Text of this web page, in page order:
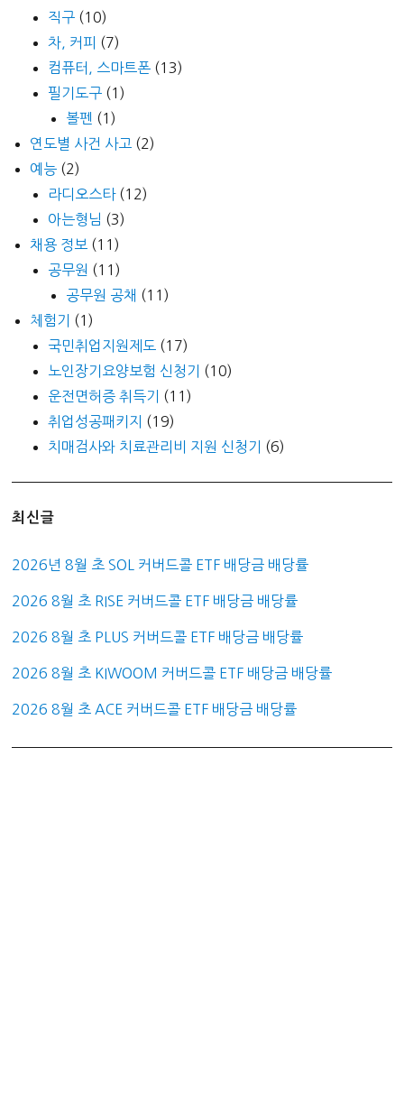
직구 (10)
차, 커피 (7)
컴퓨터, 스마트폰 (13)
필기도구 (1)
볼펜 (1)
연도별 사건 사고 (2)
예능 (2)
라디오스타(12)
아는형님 (3)
채용 정보 (11)
공무원 (11)
공무원 공채 (11)
체험기
(1)
국민취업지원제도 (17)
노인장기요양보험 신청기
(10)
운전면허증 취득기
(11)
취업성공패키지
(19)
치매검사와 치료관리비 지원 신청기
(6)
최신글
2026년 8월 초 SOL 커버드콜 ETF 배당금 배당률
2026 8월 초 RISE 커버드콜 ETF 배당금 배당률
2026 8월 초 PLUS 커버드콜 ETF 배당금 배당률
2026 8월 초 KIWOOM 커버드콜 ETF 배당금 배당률
2026 8월 초 ACE 커버드콜 ETF 배당금 배당률